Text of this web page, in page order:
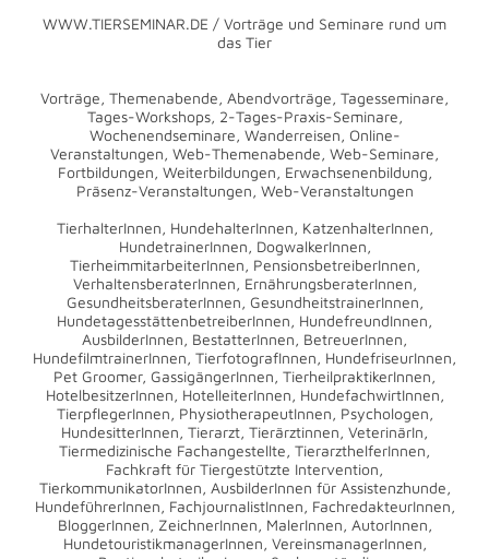
WWW.TIERSEMINAR.DE / Vorträge und Seminare rund um
das Tier
Vorträge, Themenabende, Abendvorträge, Tagesseminare,
Tages-Workshops, 2-Tages-Praxis-Seminare,
Wochenendseminare, Wanderreisen, Online-
Veranstaltungen, Web-Themenabende, Web-Seminare,
Fortbildungen, Weiterbildungen, Erwachsenenbildung,
Präsenz-Veranstaltungen, Web-Veranstaltungen
TierhalterInnen, HundehalterInnen, KatzenhalterInnen,
HundetrainerInnen, DogwalkerInnen,
TierheimmitarbeiterInnen, PensionsbetreiberInnen,
VerhaltensberaterInnen, ErnährungsberaterInnen,
GesundheitsberaterInnen, GesundheitstrainerInnen,
HundetagesstättenbetreiberInnen, HundefreundInnen,
AusbilderInnen, BestatterInnen, BetreuerInnen,
HundefilmtrainerInnen, TierfotografInnen, HundefriseurInnen,
Pet Groomer, GassigängerInnen, TierheilpraktikerInnen,
HotelbesitzerInnen, HotelleiterInnen, HundefachwirtInnen,
TierpflegerInnen, PhysiotherapeutInnen, Psychologen,
HundesitterInnen, Tierarzt, Tierärztinnen, VeterinärIn,
Tiermedizinische Fachangestellte, TierarzthelferInnen,
Fachkraft für Tiergestützte Intervention,
TierkommunikatorInnen, AusbilderInnen für Assistenzhunde,
HundeführerInnen, FachjournalistInnen, FachredakteurInnen,
BloggerInnen, ZeichnerInnen, MalerInnen, AutorInnen,
HundetouristikmanagerInnen, VereinsmanagerInnen,